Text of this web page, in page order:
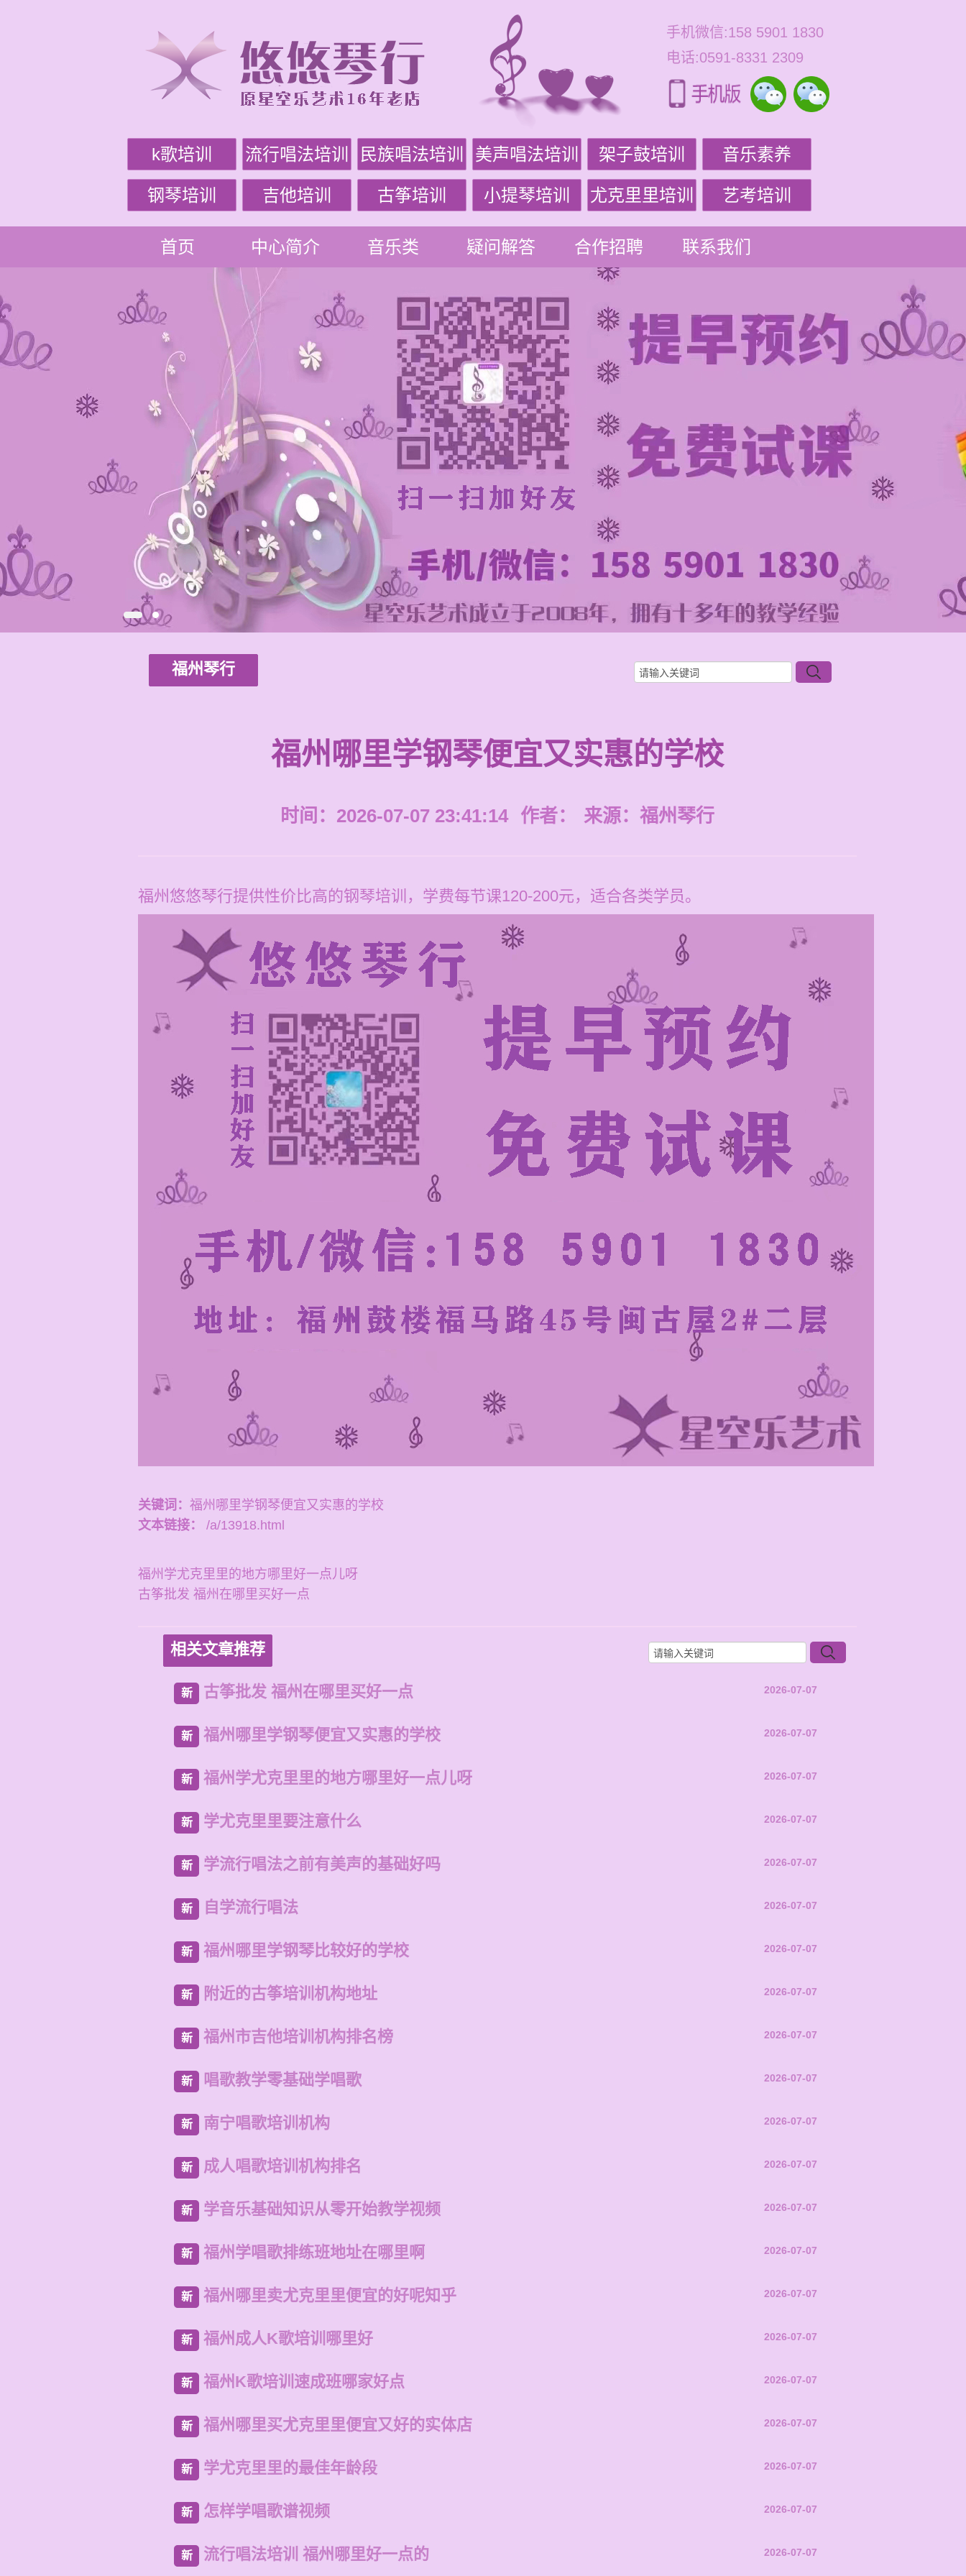
手机微信:158 5901 1830
电话:0591-8331 2309
k歌培训 流行唱法培训 民族唱法培训 美声唱法培训 架子鼓培训 音乐素养
钢琴培训 吉他培训 古筝培训 小提琴培训 尤克里里培训 艺考培训
首页 中心简介 音乐类 疑问解答 合作招聘 联系我们
福州琴行
福州哪里学钢琴便宜又实惠的学校
时间：2026-07-07 23:41:14 作者： 来源： 福州琴行
福州悠悠琴行提供性价比高的钢琴培训，学费每节课120-200元，适合各类学员。
关键词： 福州哪里学钢琴便宜又实惠的学校
文本链接：
/a/13918.html
福州学尤克里里的地方哪里好一点儿呀
古筝批发 福州在哪里买好一点
相关文章推荐
新 古筝批发 福州在哪里买好一点 2026-07-07
新 福州哪里学钢琴便宜又实惠的学校 2026-07-07
新 福州学尤克里里的地方哪里好一点儿呀 2026-07-07
新 学尤克里里要注意什么 2026-07-07
新 学流行唱法之前有美声的基础好吗 2026-07-07
新 自学流行唱法 2026-07-07
新 福州哪里学钢琴比较好的学校 2026-07-07
新 附近的古筝培训机构地址 2026-07-07
新 福州市吉他培训机构排名榜 2026-07-07
新 唱歌教学零基础学唱歌 2026-07-07
新 南宁唱歌培训机构 2026-07-07
新 成人唱歌培训机构排名 2026-07-07
新 学音乐基础知识从零开始教学视频 2026-07-07
新 福州学唱歌排练班地址在哪里啊 2026-07-07
新 福州哪里卖尤克里里便宜的好呢知乎 2026-07-07
新 福州成人K歌培训哪里好 2026-07-07
新 福州K歌培训速成班哪家好点 2026-07-07
新 福州哪里买尤克里里便宜又好的实体店 2026-07-07
新 学尤克里里的最佳年龄段 2026-07-07
新 怎样学唱歌谱视频 2026-07-07
新 流行唱法培训 福州哪里好一点的 2026-07-07